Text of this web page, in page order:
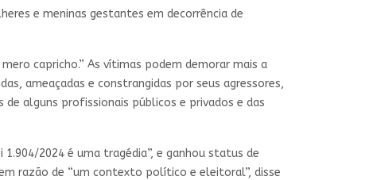
e meninas gestantes em decorrência de
capricho.” As vítimas podem demorar mais a
ameaçadas e constrangidas por seus agressores,
alguns profissionais públicos e privados e das
2024 é uma tragédia”, e ganhou status de
razão de “um contexto político e eleitoral”, disse